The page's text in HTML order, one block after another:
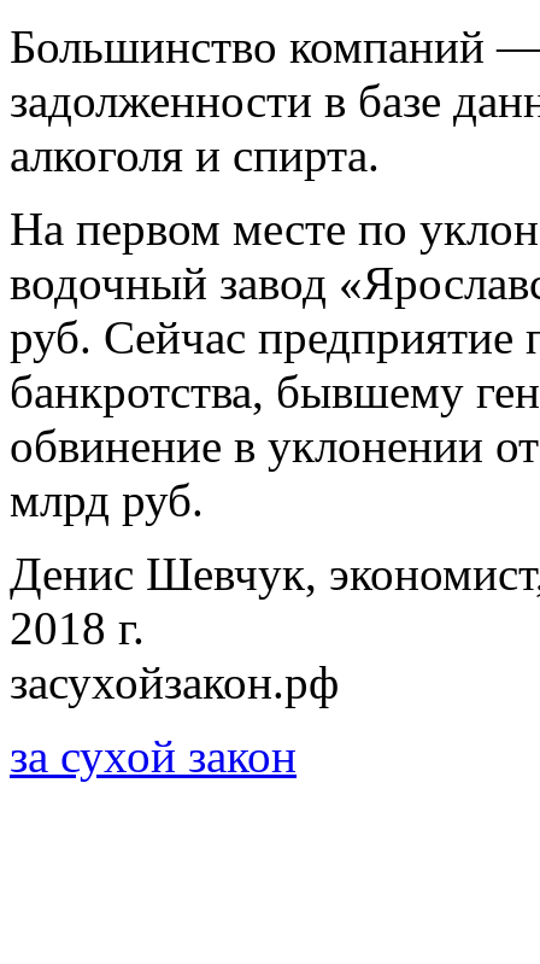
Большинство компаний
задолженности в базе
алкоголя и спирта.
На первом месте по
водочный завод
руб. Сейчас предприятие
банкротства, бывшему
обвинение в уклонении
млрд руб.
Денис Шевчук,
2018 г.
засухойзакон.рф
за сухой закон